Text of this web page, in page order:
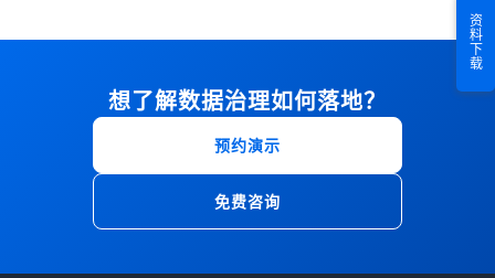
资料下载
想了解数据治理如何落地？
预约演示
免费咨询